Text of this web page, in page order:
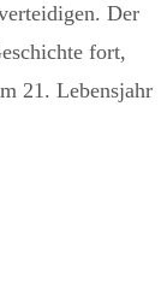
Der
fort,
21. Lebensjahr